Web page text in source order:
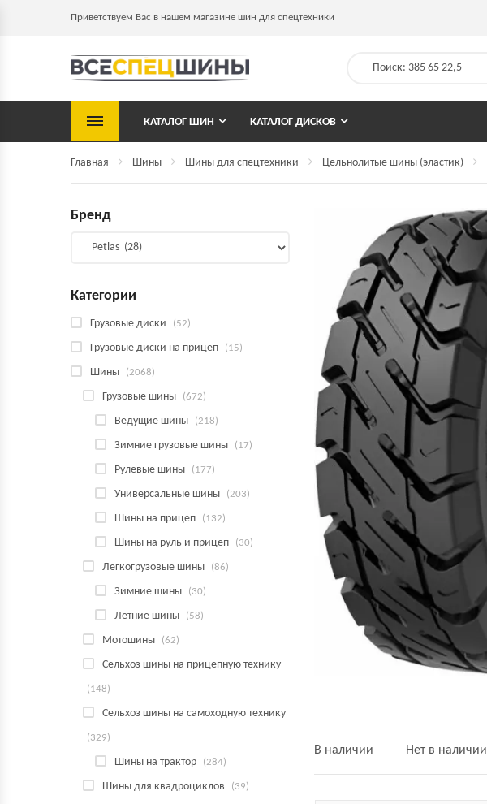
Приветствуем Вас в нашем магазине шин для спецтехники
КАТАЛОГ ШИН КАТАЛОГ ДИСКОВ
Главная Шины Шины для спецтехники Цельнолитые шины (эластик)
В наличии Нет в наличии
Бренд
Категории
Грузовые диски (52)
Грузовые диски на прицеп (15)
Шины (2068)
Грузовые шины (672)
Ведущие шины (218)
Зимние грузовые шины (17)
Рулевые шины (177)
Универсальные шины (203)
Шины на прицеп (132)
Шины на руль и прицеп (30)
Легкогрузовые шины (86)
Зимние шины (30)
Летние шины (58)
Мотошины (62)
Сельхоз шины на прицепную технику
(148)
Сельхоз шины на самоходную технику
(329)
Шины на трактор (284)
Шины для квадроциклов (39)